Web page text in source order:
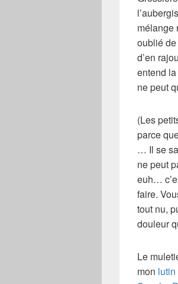
mélange
oublié
d’en
entend
ne peut
(Les
parce
… Il se
ne peut
euh…
faire.
tout nu,
douleur
Le
mon lutin